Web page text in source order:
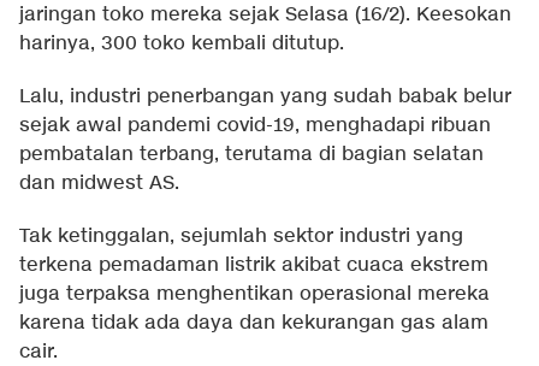
jaringan toko mereka sejak Selasa (16/2). Keesokan
harinya, 300 toko kembali ditutup.
Lalu, industri penerbangan yang sudah babak belur
sejak awal pandemi covid-19, menghadapi ribuan
pembatalan terbang, terutama di bagian selatan
dan midwest AS.
Tak ketinggalan, sejumlah sektor industri yang
terkena pemadaman listrik akibat cuaca ekstrem
juga terpaksa menghentikan operasional mereka
karena tidak ada daya dan kekurangan gas alam
cair.